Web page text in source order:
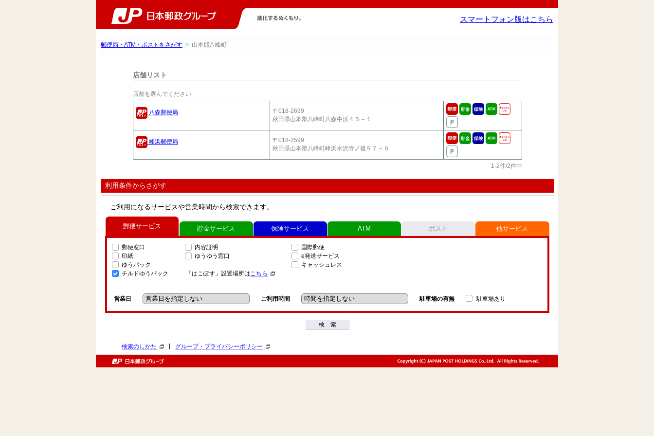
スマートフォン版はこちら
郵便局・ATM・ポストをさがす > 山本郡八峰町
店舗リスト
店舗を選んでください
八森郵便局
〒018-2699
秋田県山本郡八峰町八森中浜４５－１
峰浜郵便局
〒018-2599
秋田県山本郡八峰町峰浜水沢寺ノ後９７－６
1-2件/2件中
利用条件からさがす
ご利用になるサービスや営業時間から検索できます。
郵便サービス
郵便窓口
印紙
ゆうパック
チルドゆうパック
内容証明
ゆうゆう窓口
「はこぽす」設置場所はこちら
国際郵便
e発送サービス
キャッシュレス
営業日 ご利用時間 駐車場の有無 駐車場あり
貯金サービス 保険サービス ATM ポスト 他サービス
検 索
検索のしかた グループ・プライバシーポリシー